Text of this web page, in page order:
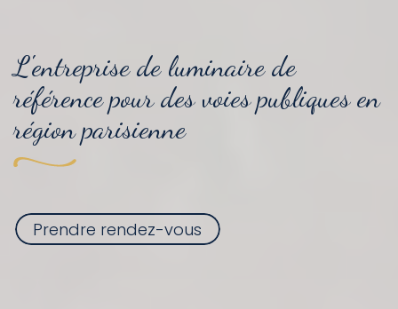
L'entreprisede luminairede
référence pourdes voies publiquesen
région parisienne
Prendre rendez-vous